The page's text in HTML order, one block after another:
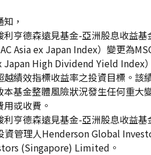
，
亨德森遠見基金-亞洲股息收益
Asia ex Japan Index）變更為
Japan High Dividend Yield
越績效指標收益率之投資目標。
本基金整體風險狀況發生任何重
或收費。
利亨德森遠見基金-亞洲股息收益
資管理人Henderson Global
(Singapore) Limited。